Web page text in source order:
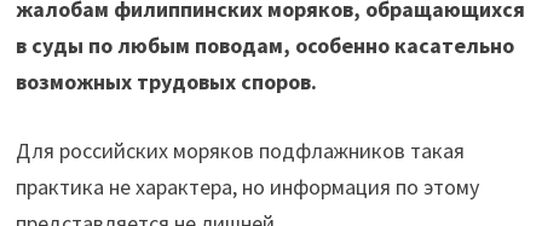
жалобам филиппинских моряков, обращающихся
в суды по любым поводам, особенно касательно
возможных трудовых споров.
Для российских моряков подфлажников такая
практика не характера, но информация по этому